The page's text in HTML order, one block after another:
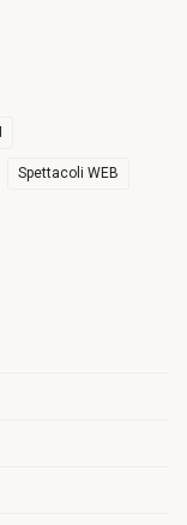
Spettacoli WEB